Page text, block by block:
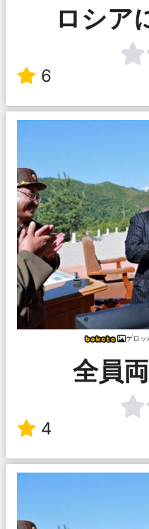
ロシア
6
ゲロッ
全員
4